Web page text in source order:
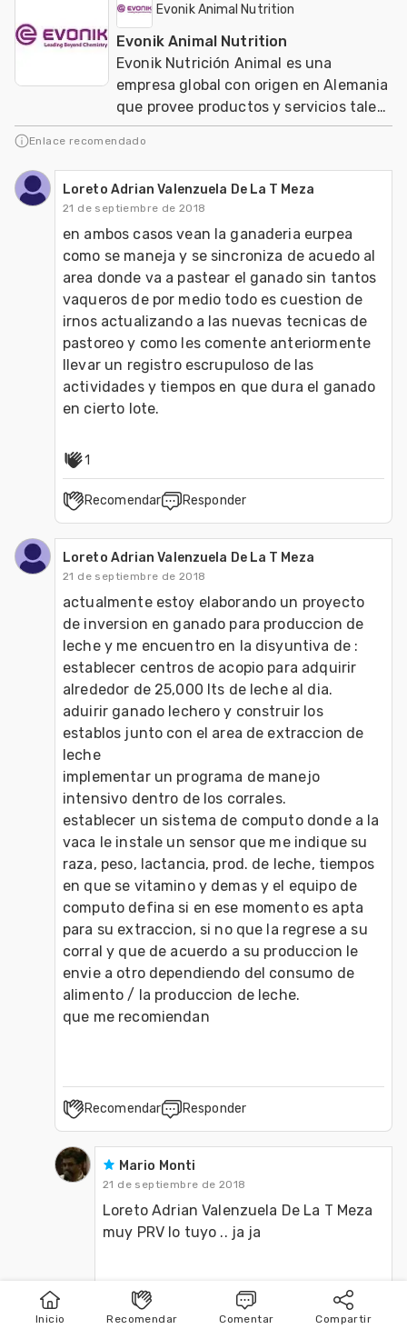
Inicio Publicar Buscar
Inicio Recomendar Comentar Compartir
Evonik Animal Nutrition
Evonik Animal Nutrition
Evonik Nutrición Animal es una
empresa global con origen en Alemania
que provee productos y servicios tales
como aminoacidos y probióticos para
aves y cerdo
Enlace recomendado
Loreto Adrian Valenzuela De La T Meza
21 de septiembre de 2018
en ambos casos vean la ganaderia eurpea
como se maneja y se sincroniza de acuedo al
area donde va a pastear el ganado sin tantos
vaqueros de por medio todo es cuestion de
irnos actualizando a las nuevas tecnicas de
pastoreo y como les comente anteriormente
llevar un registro escrupuloso de las
actividades y tiempos en que dura el ganado
en cierto lote.
1
Recomendar Responder
Loreto Adrian Valenzuela De La T Meza
21 de septiembre de 2018
actualmente estoy elaborando un proyecto
de inversion en ganado para produccion de
leche y me encuentro en la disyuntiva de :
establecer centros de acopio para adquirir
alrededor de 25,000 lts de leche al dia.
aduirir ganado lechero y construir los
establos junto con el area de extraccion de
leche
implementar un programa de manejo
intensivo dentro de los corrales.
establecer un sistema de computo donde a la
vaca le instale un sensor que me indique su
raza, peso, lactancia, prod. de leche, tiempos
en que se vitamino y demas y el equipo de
computo defina si en ese momento es apta
para su extraccion, si no que la regrese a su
corral y que de acuerdo a su produccion le
envie a otro dependiendo del consumo de
alimento / la produccion de leche.
Recomendar Responder
Mario Monti
21 de septiembre de 2018
Loreto Adrian Valenzuela De La T Meza
muy PRV lo tuyo .. ja ja